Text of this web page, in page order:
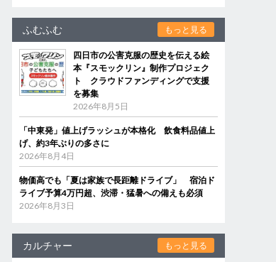
ふむふむ もっと見る
四日市の公害克服の歴史を伝える絵
本『スモックリン』制作プロジェク
ト クラウドファンディングで支援
を募集
2026年8月5日
「中東発」値上げラッシュが本格化 飲食料品値上
げ、約3年ぶりの多さに
2026年8月4日
物価高でも「夏は家族で長距離ドライブ」 宿泊ド
ライブ予算4万円超、渋滞・猛暑への備えも必須
2026年8月3日
カルチャー もっと見る